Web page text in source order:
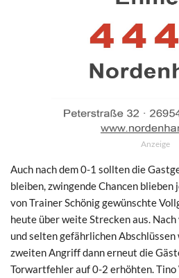
Anzeige
Auch nach dem 0-1 sollten die
bleiben, zwingende Chancen
von Trainer Schönig gewünschte
heute über weite Strecken aus.
und selten gefährlichen
zweiten Angriff dann erneut die
Torwartfehler auf 0-2 erhöhten.